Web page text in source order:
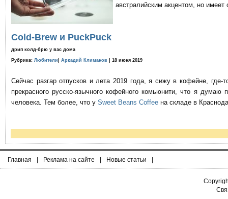
австралийским акцентом, но имеет
Cold-Brew и PuckPuck
дрип колд-брю у вас дома
Рубрика: Любители Аркадий Климанов | 18 июня 2019
Сейчас разгар отпусков и лета 2019 года, я сижу в кофейне,
прекрасного русско-язычного кофейного комьюнити, что я
человека. Тем более, что у Sweet Beans Coffee на складе в
Главная | Реклама на сайте | Новые статьи |